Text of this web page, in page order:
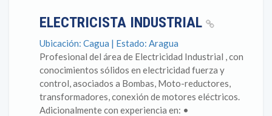
ELECTRICISTA INDUSTRIAL
Ubicación: Cagua | Estado: Aragua
Profesional del área de Electricidad Industrial , con
conocimientos sólidos en electricidad fuerza y
control, asociados a Bombas, Moto-reductores,
transformadores, conexión de motores eléctricos.
Adicionalmente con experiencia en: •